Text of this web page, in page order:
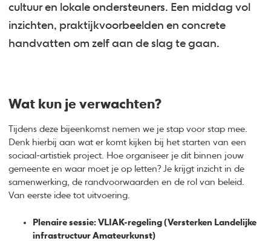
cultuur en lokale ondersteuners. Een middag vol
inzichten, praktijkvoorbeelden en concrete
handvatten om zelf aan de slag te gaan.
Wat kun je verwachten?
Tijdens deze bijeenkomst nemen we je stap voor stap mee.
Denk hierbij aan wat er komt kijken bij het starten van een
sociaal-artistiek project. Hoe organiseer je dit binnen jouw
gemeente en waar moet je op letten? Je krijgt inzicht in de
samenwerking, de randvoorwaarden en de rol van beleid.
Van eerste idee tot uitvoering.
Plenaire sessie: VLIAK-regeling (Versterken Landelijke
infrastructuur Amateurkunst)